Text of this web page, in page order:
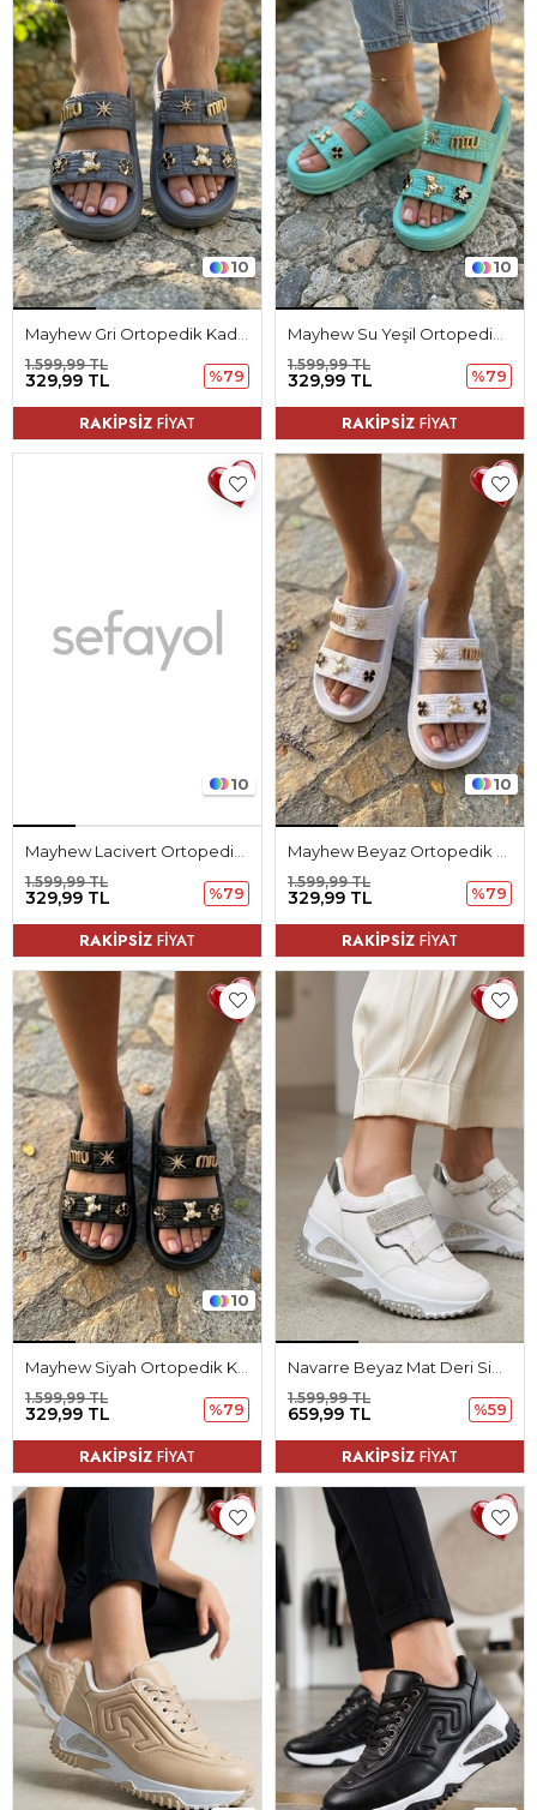
10
329,99 TL
1.599,99 TL
%79
RAKİPSİZ FİYAT
10
329,99 TL
1.599,99 TL
%79
RAKİPSİZ FİYAT
10
329,99 TL
1.599,99 TL
%79
RAKİPSİZ FİYAT
10
329,99 TL
1.599,99 TL
%79
RAKİPSİZ FİYAT
10
329,99 TL
1.599,99 TL
%79
RAKİPSİZ FİYAT
659,99 TL
1.599,99 TL
%59
RAKİPSİZ FİYAT